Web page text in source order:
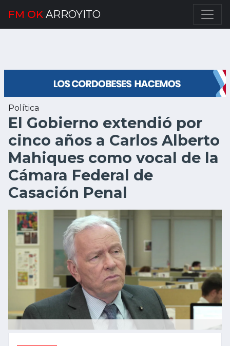
FM OK ARROYITO
Política
El Gobierno extendió por
cinco años a Carlos Alberto
Mahiques como vocal de la
Cámara Federal de
Casación Penal